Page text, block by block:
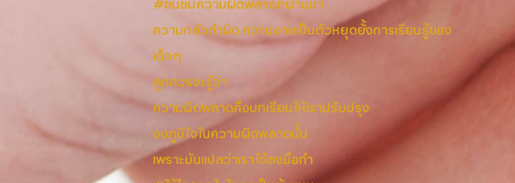
#ชื่นชมความผิดพลาดที่ผ่านมา
ความกลัวทำผิด ความอายเป็นตัวหยุดยั้งการเรียนรู้ของ
เด็กๆ
ลูกควรจะรู้ว่า
ความผิดพลาดคือบทเรียนให้เราปรับปรุง
จงภูมิใจในความผิดพลาดนั้น
เพราะมันแปลว่าเราได้ลงมือทำ